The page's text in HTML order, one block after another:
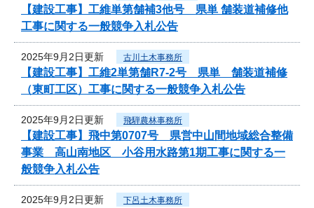
【建設工事】工維単第舗補3他号 県単 舗装道補修他
工事に関する一般競争入札公告
2025年9月2日更新 古川土木事務所
【建設工事】工維2単第舗R7-2号 県単 舗装道補修
（東町工区）工事に関する一般競争入札公告
2025年9月2日更新 飛騨農林事務所
【建設工事】飛中第0707号 県営中山間地域総合整備
事業 高山南地区 小谷用水路第1期工事に関する一
般競争入札公告
2025年9月2日更新 下呂土木事務所